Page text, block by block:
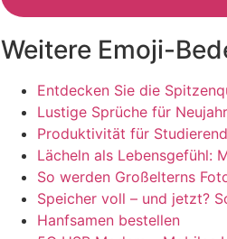
Weitere Emoji-
Entdecken Sie die
Lustige Sprüche für
Produktivität für
Lächeln als Lebensgefühl:
So werden Großelterns
Speicher voll – und jetzt?
Hanfsamen bestellen